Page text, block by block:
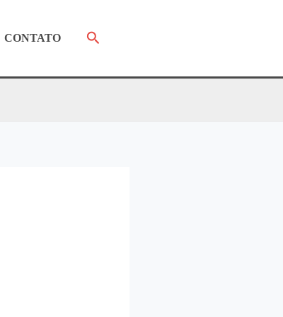
CONTATO Pesquisar